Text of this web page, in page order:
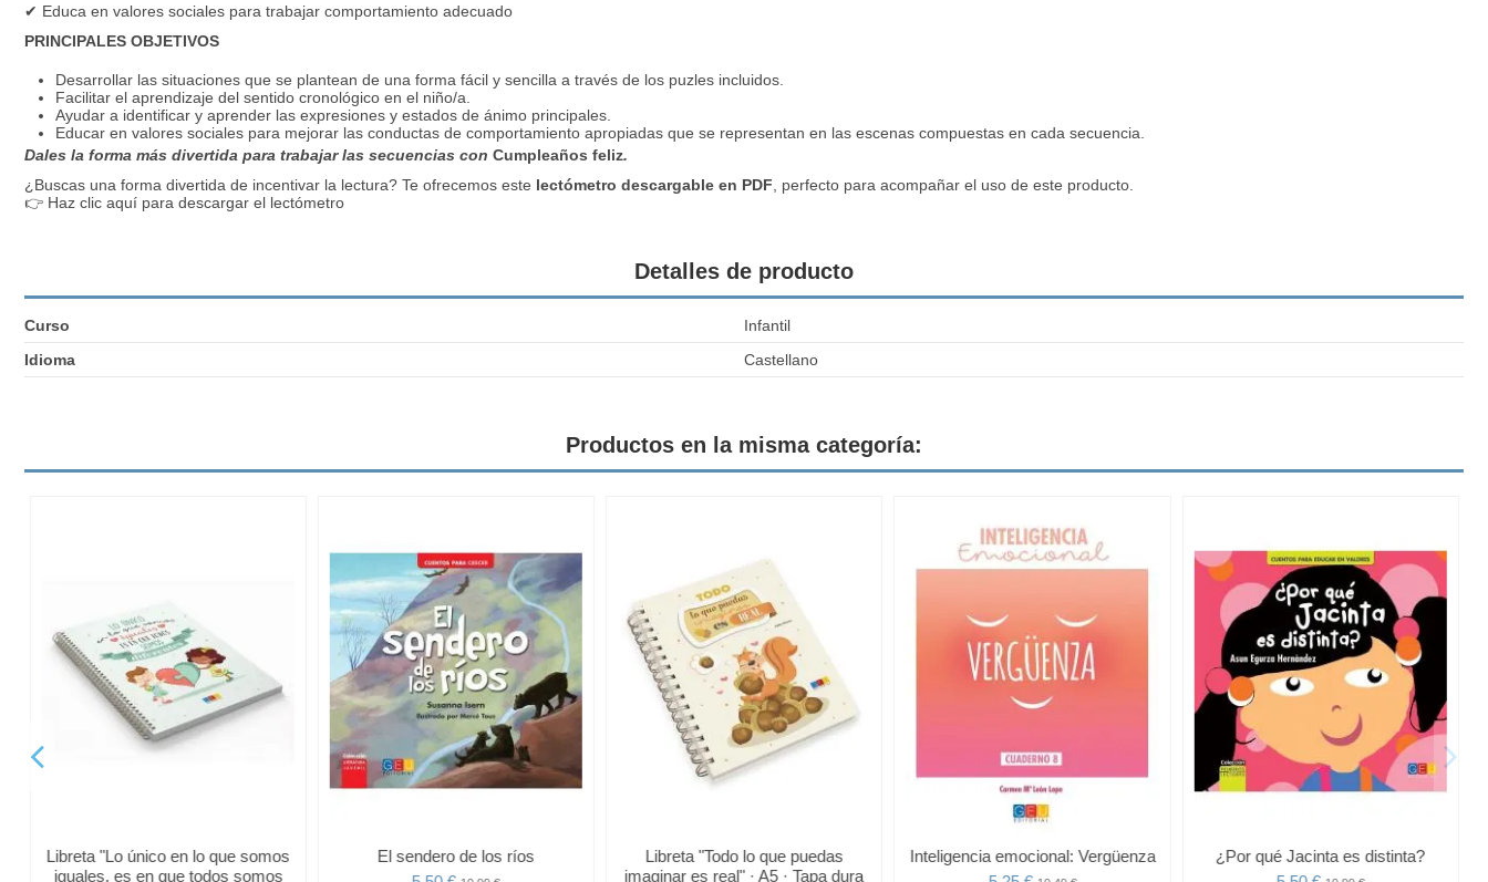
✔ Educa en valores sociales para trabajar comportamiento adecuado
PRINCIPALES OBJETIVOS
Desarrollar las situaciones que se plantean de una forma fácil y sencilla a través de los puzles incluidos.
Facilitar el aprendizaje del sentido cronológico en el niño/a.
Ayudar a identificar y aprender las expresiones y estados de ánimo principales.
Educar en valores sociales para mejorar las conductas de comportamiento apropiadas que se representan en las escenas compuestas en cada secuencia.
Dales la forma más divertida para trabajar las secuencias con Cumpleaños feliz.
¿Buscas una forma divertida de incentivar la lectura? Te ofrecemos este lectómetro descargable en PDF , perfecto para acompañar el uso de este producto.
👉 Haz clic aquí para descargar el lectómetro
Detalles de producto
Curso
Infantil
Idioma
Castellano
Productos en la misma categoría:
Libreta "Lo único en lo que somos
iguales, es en que todos somos
El sendero de los ríos
Libreta "Todo lo que puedas
imaginar es real" · A5 · Tapa dura
Inteligencia emocional: Vergüenza
¿Por qué Jacinta es distinta?